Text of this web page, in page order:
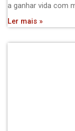
a ganhar vida com
Ler mais »